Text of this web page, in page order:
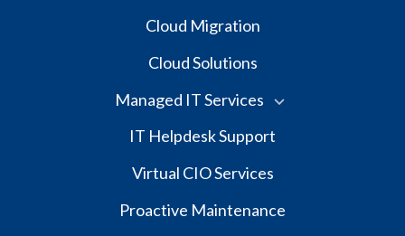
Cloud Migration
Cloud Solutions
Managed IT Services
IT Helpdesk Support
Virtual CIO Services
Proactive Maintenance